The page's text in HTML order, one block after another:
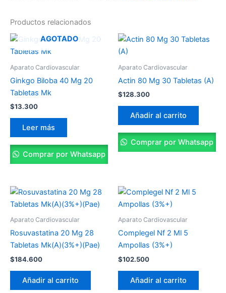
Productos relacionados
AGOTADO
Aparato Cardiovascular
Ginkgo Biloba 40 Mg 20
Tabletas Mk
$13.300
Leer más
Comprar por Whatsapp
Aparato Cardiovascular
Actin 80 Mg 30 Tabletas (A)
$128.300
Añadir al carrito
Comprar por Whatsapp
Aparato Cardiovascular
Rosuvastatina 20 Mg 28
Tabletas Mk(A)(3%+)(Pae)
$184.600
Añadir al carrito
Aparato Cardiovascular
Complegel Nf 2 Ml 5
Ampollas (3%+)
$102.500
Añadir al carrito